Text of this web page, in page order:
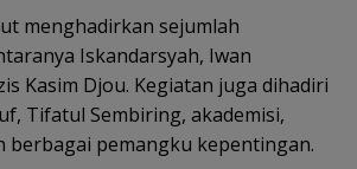
menghadirkan sejumlah
Iskandarsyah, Iwan
Kasim Djou. Kegiatan juga dihadiri
Tifatul Sembiring, akademisi,
berbagai pemangku kepentingan.